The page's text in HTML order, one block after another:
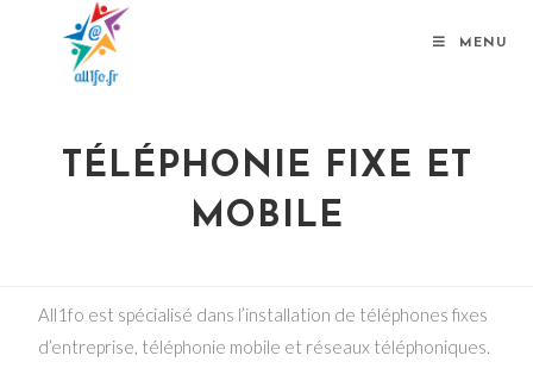
MENU
TÉLÉPHONIE FIXE ET
MOBILE
All1fo est spécialisé dans l’installation de téléphones fixes
d’entreprise, téléphonie mobile et réseaux téléphoniques.